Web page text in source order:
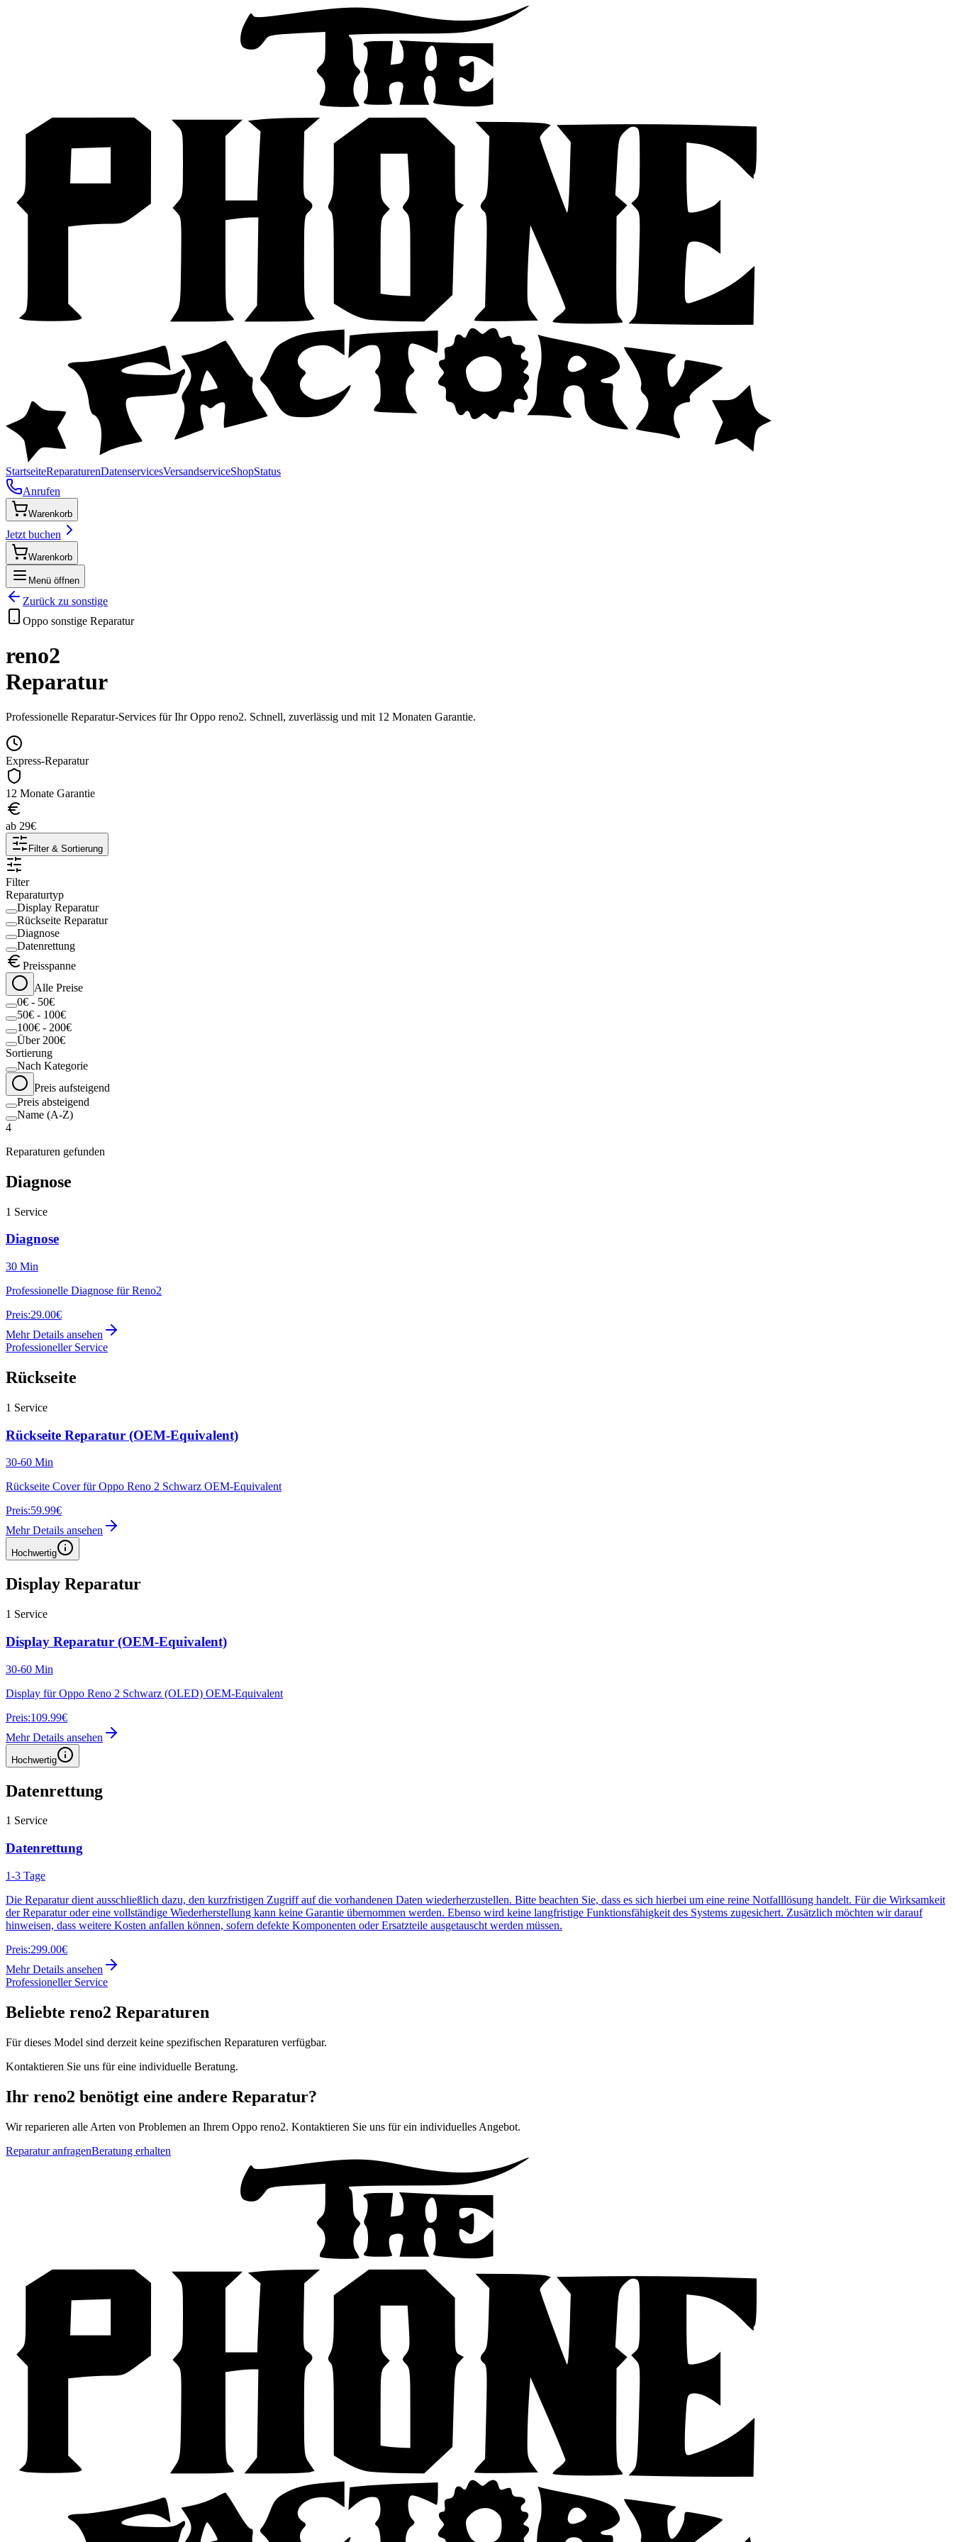
StartseiteReparaturenDatenservicesVersandserviceShopStatus
Anrufen
Warenkorb
Jetzt buchen
Warenkorb
Menü öffnen
Zurück zu sonstige
Oppo sonstige Reparatur
reno2
Reparatur
Professionelle Reparatur-Services für IhrOppo reno2. Schnell, zuverlässig und mit 12 Monaten Garantie.
Express-Reparatur
12 Monate Garantie
ab 29€
Filter & Sortierung
Filter
Reparaturtyp
Display Reparatur
Rückseite Reparatur
Diagnose
Datenrettung
Preisspanne
Alle Preise
0€ - 50€
50€ - 100€
100€ - 200€
Über 200€
Sortierung
Nach Kategorie
Preis aufsteigend
Preis absteigend
Name (A-Z)
4
Reparaturen gefunden
Diagnose
1 Service
Diagnose
30 Min
Professionelle Diagnose für Reno2
Preis:29.00€
Mehr Details ansehen
Professioneller Service
Rückseite
1 Service
Rückseite Reparatur (OEM-Equivalent)
30-60 Min
Rückseite Cover für Oppo Reno 2 Schwarz OEM-Equivalent
Preis:59.99€
Mehr Details ansehen
Hochwertig
Display Reparatur
1 Service
Display Reparatur (OEM-Equivalent)
30-60 Min
Display für Oppo Reno 2 Schwarz (OLED) OEM-Equivalent
Preis:109.99€
Mehr Details ansehen
Hochwertig
Datenrettung
1 Service
Datenrettung
1-3 Tage
Die Reparatur dient ausschließlich dazu, den kurzfristigen Zugriff auf die vorhandenen Daten wiederherzustellen. Bitte beachten Sie, dass es sich hierbei um eine reine Notfalllösung handelt. Für die Wirksamkeit
der Reparatur oder eine vollständige Wiederherstellung kann keine Garantie übernommen werden. Ebenso wird keine langfristige Funktionsfähigkeit des Systems zugesichert. Zusätzlich möchten wir darauf
hinweisen, dass weitere Kosten anfallen können, sofern defekte Komponenten oder Ersatzteile ausgetauscht werden müssen.
Preis:299.00€
Mehr Details ansehen
Professioneller Service
Beliebte reno2 Reparaturen
Für dieses Model sind derzeit keine spezifischen Reparaturen verfügbar.
Kontaktieren Sie uns für eine individuelle Beratung.
Ihr reno2 benötigt eine andere Reparatur?
Wir reparieren alle Arten von Problemen an Ihrem Oppo reno2. Kontaktieren Sie uns für ein individuelles Angebot.
Reparatur anfragenBeratung erhalten